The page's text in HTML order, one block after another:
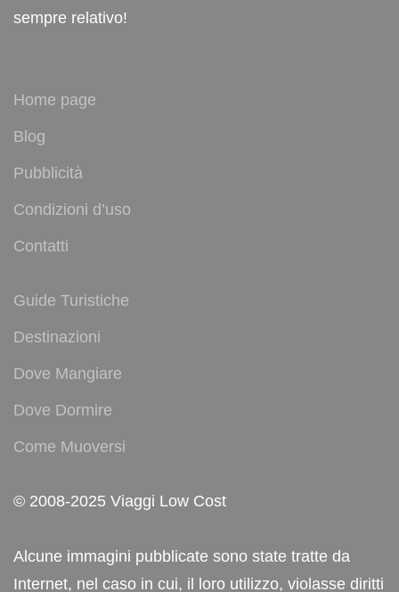
sempre relativo!
Home page
Blog
Pubblicità
Condizioni d’uso
Contatti
Guide Turistiche
Destinazioni
Dove Mangiare
Dove Dormire
Come Muoversi
© 2008-2025 Viaggi Low Cost
Alcune immagini pubblicate sono state tratte da
Internet, nel caso in cui, il loro utilizzo, violasse diritti